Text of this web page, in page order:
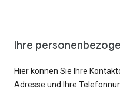
Ihre
Hier können Sie Ihre
Adresse und Ihre